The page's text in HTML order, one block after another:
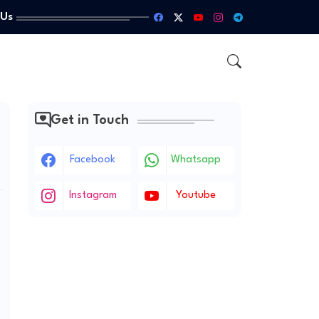
Get in Touch
Facebook Whatsapp
Instagram Youtube